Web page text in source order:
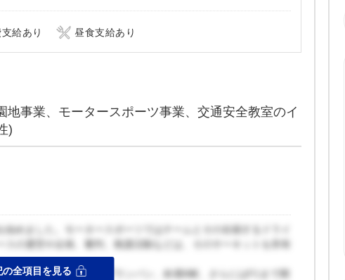
給あり 昼食支給あり
事業、モータースポーツ事業、交通安全教室のイ
)
めました。モータースポーツではチームとその在籍するドライ
の運営や企画、審判、救護活動などは、そのサーキットを所有
では、SUPER GTやブランパン、鈴鹿8耐、さらにはF1まで開
の全項目を見る